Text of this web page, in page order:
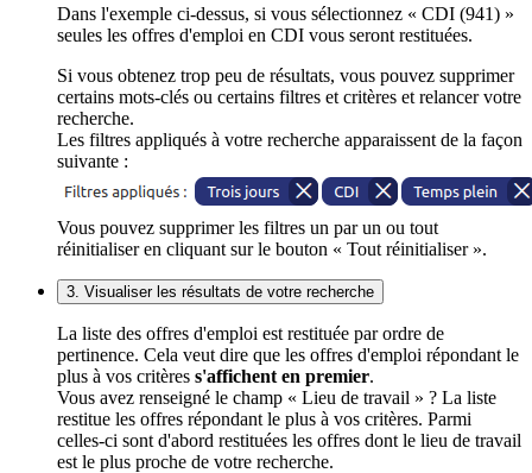
Dans l'exemple ci-dessus, si vous sélectionnez « CDI (941) »
seules les offres d'emploi en CDI vous seront restituées.
Si vous obtenez trop peu de résultats, vous pouvez supprimer
certains mots-clés ou certains filtres et critères et relancer votre
recherche.
Les filtres appliqués à votre recherche apparaissent de la façon
suivante :
Vous pouvez supprimer les filtres un par un ou tout
réinitialiser en cliquant sur le bouton « Tout réinitialiser ».
3. Visualiser les résultats de votre recherche
La liste des offres d'emploi est restituée par ordre de
pertinence. Cela veut dire que les offres d'emploi répondant le
plus à vos critères s'affichent en premier.
Vous avez renseigné le champ « Lieu de travail » ? La liste
restitue les offres répondant le plus à vos critères. Parmi
celles-ci sont d'abord restituées les offres dont le lieu de travail
est le plus proche de votre recherche.